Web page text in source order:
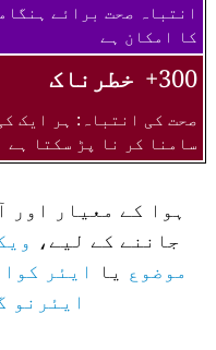
انتباہ صحت برائے
کا امکان ہے
300+ خطرناک
صحت کی انتباہ: ہر ایک
سامنا کر نا پڑ سکتا ہے
ہوا کے معیار اور
جاننے کے لیے،
موضوعیا
ایئر
ایئرنو